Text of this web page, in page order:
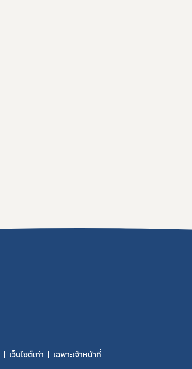
เว็บไซต์เก่า
เฉพาะเจ้าหน้าที่